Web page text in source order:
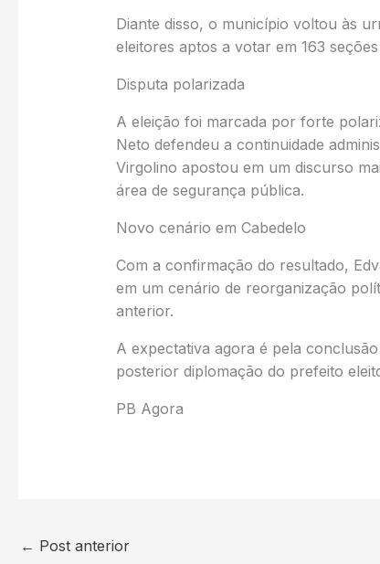
Diante disso, o município voltou às
eleitores aptos a votar em 163
Disputa polarizada
A eleição foi marcada por forte
Neto defendeu a continuidade
Virgolino apostou em um discurso
área de segurança pública.
Novo cenário em Cabedelo
Com a confirmação do resultado,
em um cenário de reorganização
anterior.
A expectativa agora é pela
posterior diplomação do prefeito
PB Agora
← Post anterior